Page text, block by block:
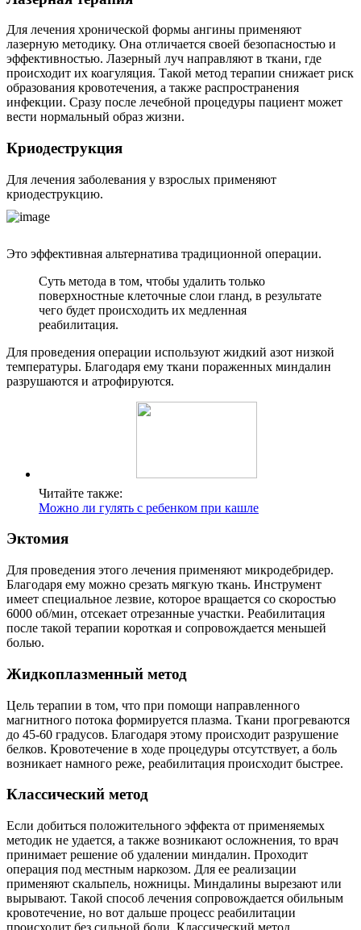
Для лечения хронической формы ангины применяют
лазерную методику. Она отличается своей безопасностью и
эффективностью. Лазерный луч направляют в ткани, где
происходит их коагуляция. Такой метод терапии снижает риск
образования кровотечения, а также распространения
инфекции. Сразу после лечебной процедуры пациент может
вести нормальный образ жизни.
Криодеструкция
Для лечения заболевания у взрослых применяют
криодеструкцию.
Это эффективная альтернатива традиционной операции.
Суть метода в том, чтобы удалить только
поверхностные клеточные слои гланд, в результате
чего будет происходить их медленная
реабилитация.
Для проведения операции используют жидкий азот низкой
температуры. Благодаря ему ткани пораженных миндалин
разрушаются и атрофируются.
Читайте также:
Можно ли гулять с ребенком при кашле
Эктомия
Для проведения этого лечения применяют микродебридер.
Благодаря ему можно срезать мягкую ткань. Инструмент
имеет специальное лезвие, которое вращается со скоростью
6000 об/мин, отсекает отрезанные участки. Реабилитация
после такой терапии короткая и сопровождается меньшей
болью.
Жидкоплазменный метод
Цель терапии в том, что при помощи направленного
магнитного потока формируется плазма. Ткани прогреваются
до 45-60 градусов. Благодаря этому происходит разрушение
белков. Кровотечение в ходе процедуры отсутствует, а боль
возникает намного реже, реабилитация происходит быстрее.
Классический метод
Если добиться положительного эффекта от применяемых
методик не удается, а также возникают осложнения, то врач
принимает решение об удалении миндалин. Проходит
операция под местным наркозом. Для ее реализации
применяют скальпель, ножницы. Миндалины вырезают или
вырывают. Такой способ лечения сопровождается обильным
кровотечение, но вот дальше процесс реабилитации
происходит без сильной боли. Классический метод